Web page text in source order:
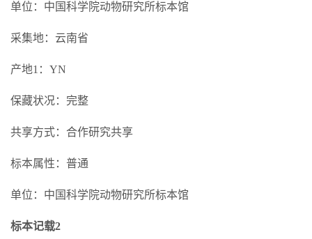
单位：中国科学院动物研究所标本馆
采集地：云南省
产地1：YN
保藏状况：完整
共享方式：合作研究共享
标本属性：普通
单位：中国科学院动物研究所标本馆
标本记载2